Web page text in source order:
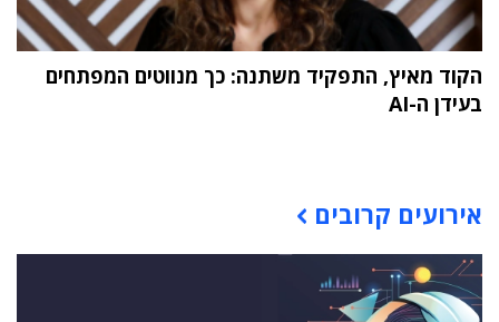
הקוד מאיץ, התפקיד משתנה: כך מנווטים המפתחים
בעידן ה-AI
אירועים קרובים